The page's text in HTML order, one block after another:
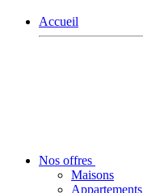
Accueil
Nos offres
Maisons
Appartements